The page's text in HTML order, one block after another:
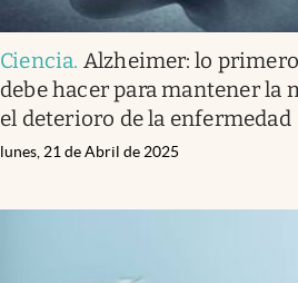
Ciencia. Alzheimer: lo
debe hacer para mantener la
el deterioro de la enfermedad
lunes, 21 de Abril de 2025